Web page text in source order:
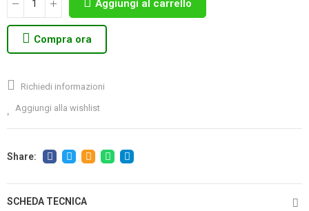
Aggiungi al carrello
Compra ora
Richiedi informazioni
Aggiungi alla wishlist
SCHEDA TECNICA